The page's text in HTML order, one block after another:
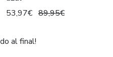
53,97€ 89,95€
al final!